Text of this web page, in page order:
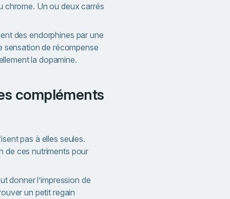
chrome. Un ou deux carrés
des endorphines par une
sensation de récompense
la dopamine.
pas à elles seules.
de ces nutriments pour
donner l’impression de
un petit regain